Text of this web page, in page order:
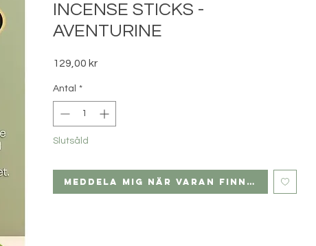
INCENSE STICKS -
AVENTURINE
129,00 krPris
Antal *
Slutsåld
Meddela mig när varan finns i lager